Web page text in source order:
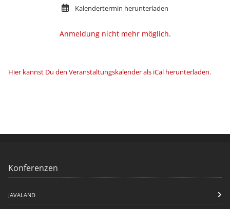
Kalendertermin herunterladen
Anmeldung nicht mehr möglich.
Hier kannst Du den Veranstaltungskalender als iCal herunterladen.
Konferenzen
JAVALAND